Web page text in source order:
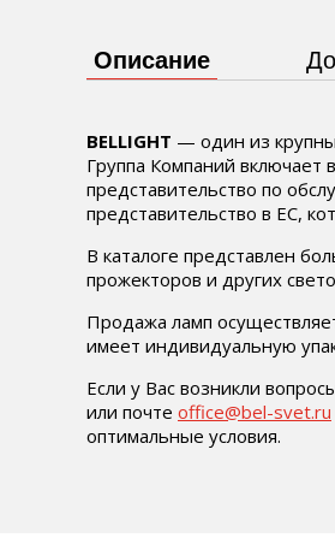
Описание
BELLIGHT — один из
Группа Компаний включает
представительство по
представительство в ЕС,
В каталоге представлен
прожекторов и других
Продажа ламп
имеет индивидуальную
Если у Вас возникли
или почте office@bel-svet.ru
оптимальные условия.